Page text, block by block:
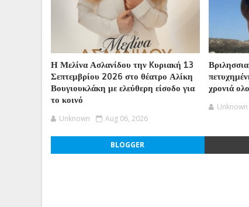
Η Μελίνα Ασλανίδου την Kυριακή 13
Σεπτεμβρίου 2026 στο θέατρο Αλίκη
Βουγιουκλάκη με ελεύθερη είσοδο για
το κοινό
Unknown Aug 06, 2026
χρονιά
Unknown
BLOGGER